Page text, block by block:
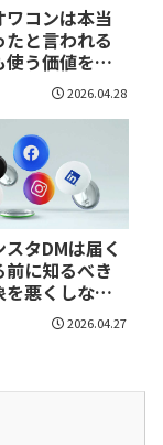
ワコンは本当
と言われる
う価値を整
2026.04.28
タDMは届く
に知るべき
悪くしない
2026.04.27